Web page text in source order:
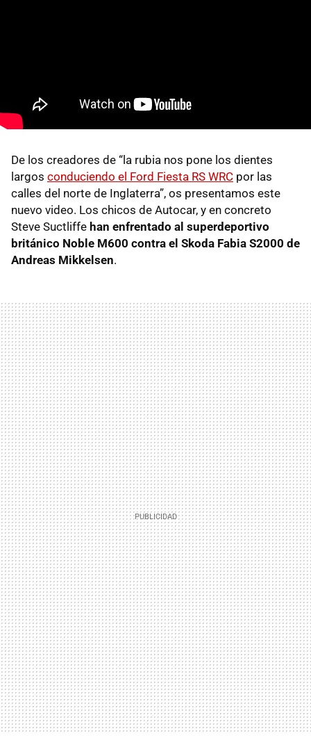
De los creadores de “la rubia nos pone los dientes
largos conduciendo el Ford Fiesta RS WRC por las
calles del norte de Inglaterra”, os presentamos este
nuevo video. Los chicos de Autocar, y en concreto
Steve Suctliffe han enfrentado al superdeportivo
británico Noble M600 contra el Skoda Fabia S2000 de
Andreas Mikkelsen.